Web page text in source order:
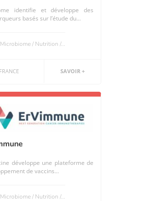
identifie et développe des
basés sur l’étude du...
Microbiome / Nutrition /...
FRANCE SAVOIR +
développe une plateforme de
de vaccins...
Microbiome / Nutrition /...